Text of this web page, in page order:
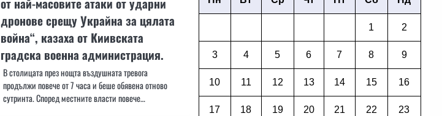
дронове срещу Украйна за цялата
война“, казаха от Киивската
градска военна администрация.
В столицата през нощта въздушната тревога
продължи повече от 7 часа и беше обявена отново
сутринта. Според местните власти повече…
1 2
3 4 5 6 7 8 9
10 11 12 13 14 15 16
17 18 19 20 21 22 23